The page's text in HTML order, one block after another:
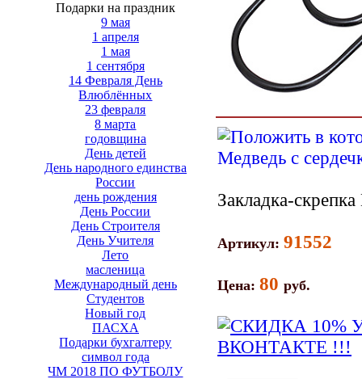
Подарки на праздник
9 мая
1 апреля
1 мая
1 сентября
14 Февраля День
Влюблённых
23 февраля
8 марта
годовщина
День детей
День народного единства
России
день рождения
День России
День Строителя
День Учителя
Лето
масленица
Международный день
Студентов
Новый год
ПАСХА
Подарки бухгалтеру
символ года
ЧМ 2018 ПО ФУТБОЛУ
Закладка-
Артикул: 91552
Цена: 80 руб.